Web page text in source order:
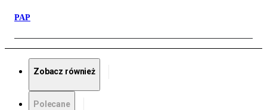
PAP
Zobacz również
Polecane